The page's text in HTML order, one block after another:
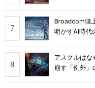
Broadcom値
明かすAI時代
アスクルは
崩す「例外」